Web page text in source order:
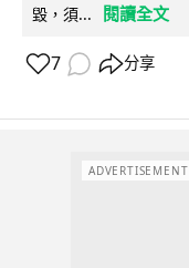
毀，須...
閱讀全文
7 分享
ADVERTISEMENT